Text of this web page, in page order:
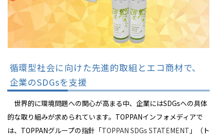
循環型社会に向けた先進的取組とエコ商材で、
企業のSDGsを支援
世界的に環境問題への関心が高まる中、企業にはSDGsへの具体
的な取り組みが求められています。TOPPANインフォメディアで
は、TOPPANグループの指針「TOPPAN SDGs STATEMENT 」（ト